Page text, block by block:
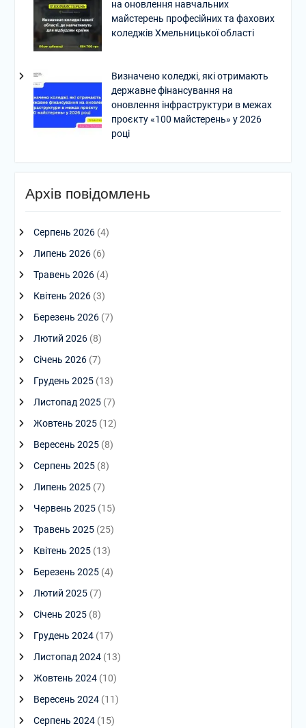
на оновлення навчальних
майстерень професійних та фахових
коледжів Хмельницької області
Визначено коледжі, які отримають
державне фінансування на
оновлення інфраструктури в межах
проєкту «100 майстерень» у 2026
році
Архів повідомлень
Серпень 2026(4)
Липень 2026(6)
Травень 2026(4)
Квітень 2026(3)
Березень 2026(7)
Лютий 2026(8)
Січень 2026(7)
Грудень 2025(13)
Листопад 2025(7)
Жовтень 2025(12)
Вересень 2025(8)
Серпень 2025(8)
Липень 2025(7)
Червень 2025(15)
Травень 2025(25)
Квітень 2025(13)
Березень 2025(4)
Лютий 2025(7)
Січень 2025(8)
Грудень 2024(17)
Листопад 2024(13)
Жовтень 2024(10)
Вересень 2024(11)
Серпень 2024(15)